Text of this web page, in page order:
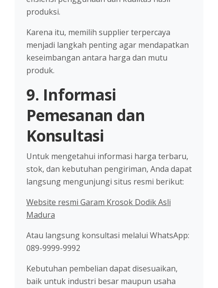
produksi.
Karena itu, memilih supplier terpercaya
menjadi langkah penting agar mendapatkan
keseimbangan antara harga dan mutu
produk.
9. Informasi
Pemesanan dan
Konsultasi
Untuk mengetahui informasi harga terbaru,
stok, dan kebutuhan pengiriman, Anda dapat
langsung mengunjungi situs resmi berikut:
Website resmi Garam Krosok Dodik Asli
Madura
Atau langsung konsultasi melalui WhatsApp:
089-9999-9992
Kebutuhan pembelian dapat disesuaikan,
baik untuk industri besar maupun usaha